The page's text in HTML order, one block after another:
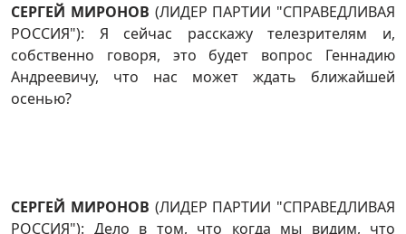
СЕРГЕЙ МИРОНОВ (ЛИДЕР ПАРТИИ "СПРАВЕДЛИВАЯ
РОССИЯ"): Я сейчас расскажу телезрителям и,
собственно говоря, это будет вопрос Геннадию
Андреевичу, что нас может ждать ближайшей
осенью?
СЕРГЕЙ МИРОНОВ (ЛИДЕР ПАРТИИ "СПРАВЕДЛИВАЯ
РОССИЯ"): Дело в том, что когда мы видим, что